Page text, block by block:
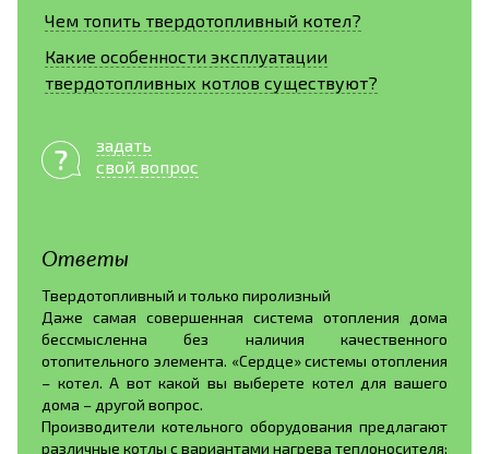
Чем топить твердотопливный котел?
Какие особенности эксплуатации
твердотопливных котлов существуют?
задать
свой вопрос
Ответы
Твердотопливный и только пиролизный
Даже самая совершенная система отопления дома
бессмысленна без наличия качественного
отопительного элемента. «Сердце» системы отопления
– котел. А вот какой вы выберете котел для вашего
дома – другой вопрос.
Производители котельного оборудования предлагают
различные котлы с вариантами нагрева теплоносителя: